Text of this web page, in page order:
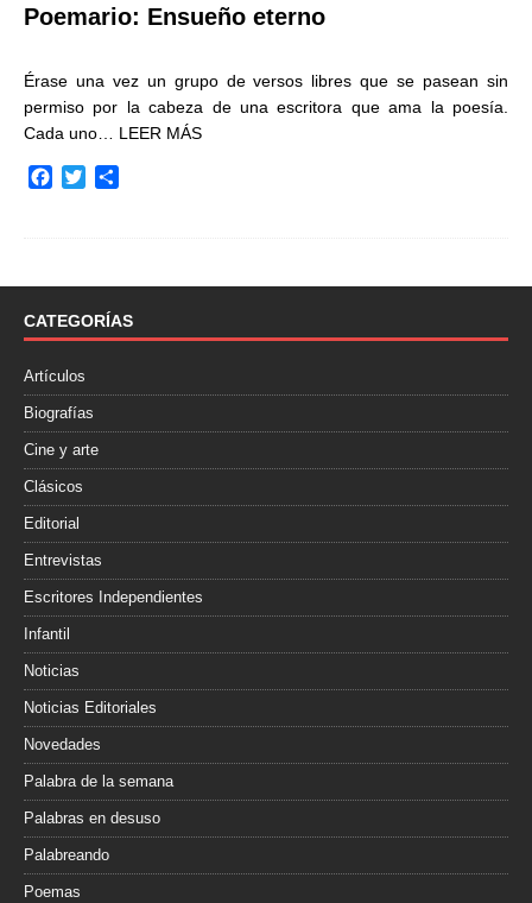
Poemario: Ensueño eterno
Érase una vez un grupo de versos libres que se pasean sin
permiso por la cabeza de una escritora que ama la poesía.
Cada uno… LEER MÁS
o
k
r
t
i
CATEGORÍAS
Artículos
Biografías
Cine y arte
Clásicos
Editorial
Entrevistas
Escritores Independientes
Infantil
Noticias
Noticias Editoriales
Novedades
Palabra de la semana
Palabras en desuso
Palabreando
Poemas